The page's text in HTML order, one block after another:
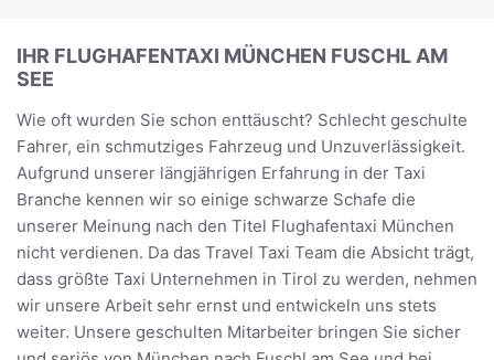
IHR FLUGHAFENTAXI MÜNCHEN FUSCHL AM
SEE
Wie oft wurden Sie schon enttäuscht? Schlecht geschulte
Fahrer, ein schmutziges Fahrzeug und Unzuverlässigkeit.
Aufgrund unserer längjährigen Erfahrung in der Taxi
Branche kennen wir so einige schwarze Schafe die
unserer Meinung nach den Titel Flughafentaxi München
nicht verdienen. Da das Travel Taxi Team die Absicht trägt,
dass größte Taxi Unternehmen in Tirol zu werden, nehmen
wir unsere Arbeit sehr ernst und entwickeln uns stets
weiter. Unsere geschulten Mitarbeiter bringen Sie sicher